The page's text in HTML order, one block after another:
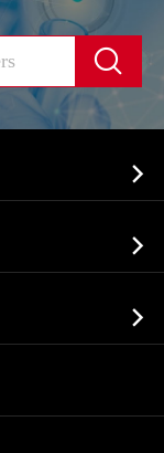



